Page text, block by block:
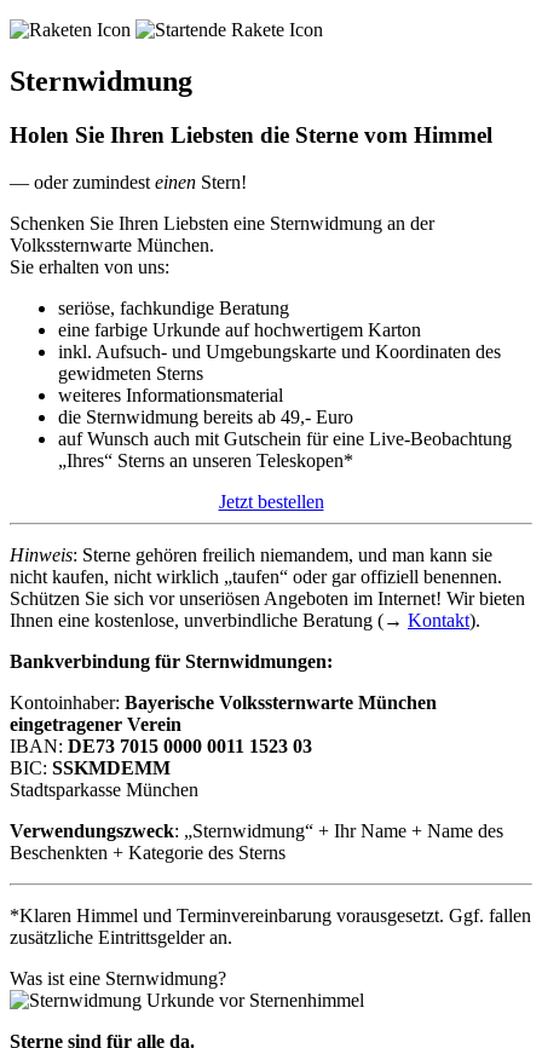
Sternwidmung
Holen Sie Ihren Liebsten die Sterne vom Himmel
— oder zumindest einen Stern!
Schenken Sie Ihren Liebsten eine Sternwidmung an der
Volkssternwarte München.
Sie erhalten von uns:
seriöse, fachkundige Beratung
eine farbige Urkunde auf hochwertigem Karton
inkl. Aufsuch- und Umgebungskarte und Koordinaten des
gewidmeten Sterns
weiteres Informationsmaterial
die Sternwidmung bereits ab 49,- Euro
auf Wunsch auch mit Gutschein für eine Live-Beobachtung
„Ihres“ Sterns an unseren Teleskopen*
Jetzt bestellen
Hinweis: Sterne gehören freilich niemandem, und man kann sie
nicht kaufen, nicht wirklich „taufen“ oder gar offiziell benennen.
Schützen Sie sich vor unseriösen Angeboten im Internet! Wir bieten
Ihnen eine kostenlose, unverbindliche Beratung (→ Kontakt).
Bankverbindung für Sternwidmungen:
Kontoinhaber: Bayerische Volkssternwarte München
eingetragener Verein
IBAN: DE73 7015 0000 0011 1523 03
BIC: SSKMDEMM
Stadtsparkasse München
Verwendungszweck: „Sternwidmung“ + Ihr Name + Name des
Beschenkten + Kategorie des Sterns
*Klaren Himmel und Terminvereinbarung vorausgesetzt. Ggf. fallen
zusätzliche Eintrittsgelder an.
Was ist eine Sternwidmung?
Sterne sind für alle da.